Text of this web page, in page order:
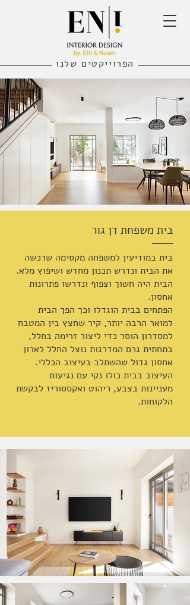
בית משפחת דן גור
בית במודיעין למשפחה מקסימה שרכשה
את הבית ונדרש תכנון מחדש ושיפוץ מלא.
הבית היה חשוך וצפוף ונדרשו פתרונות
אחסון.
הפתחים בבית הוגדלו וכך הפך הבית
למואר הרבה יותר, קיר שחצץ בין המטבח
למסדרון הוסר כדי ליצור זרימה בחלל,
בתחתית גרם המדרגות נוצל החלל לארון
אחסון גדול שהשתלב בעיצוב הכללי.
העיצוב בבית כולו נקי עם נגיעות
מעניינות בצבע, ריהוט ואקססוריז לבקשת
הלקוחות.
הפרוייקטים שלנו